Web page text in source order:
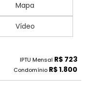
Mapa
Vídeo
IPTU Mensal R$ 723
Condomínio R$ 1.800